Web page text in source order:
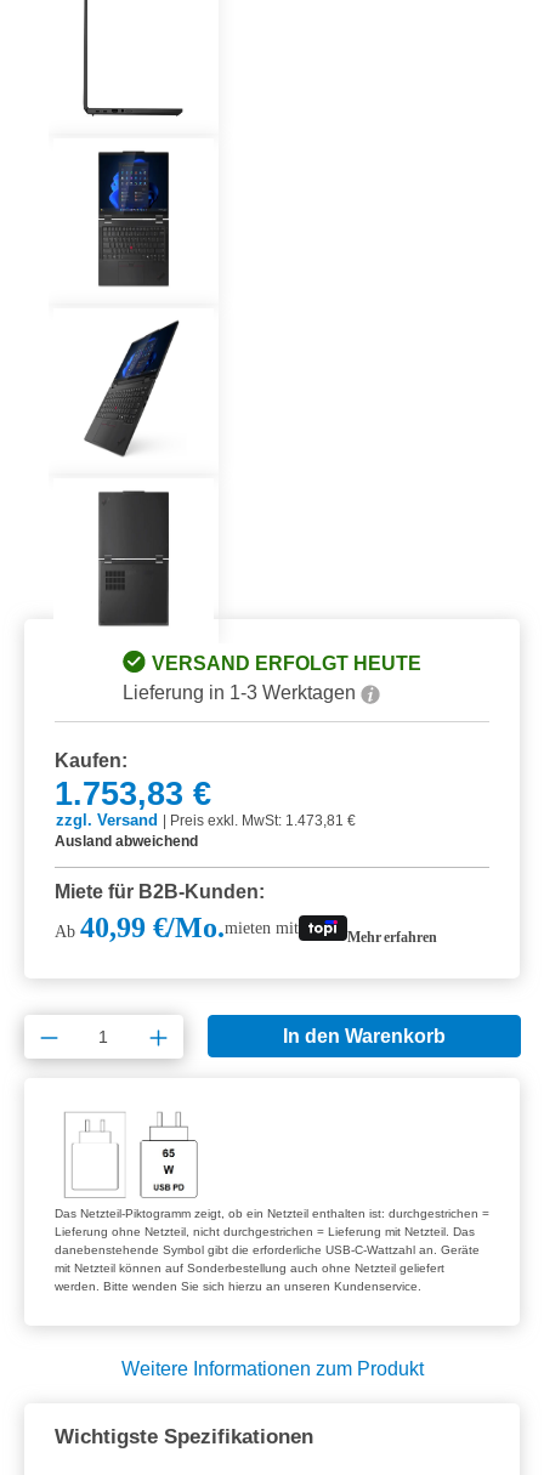
VERSAND ERFOLGT HEUTE
Lieferung in 1-3 Werktagen
Kaufen:
1.753,83 €
zzgl. Versand
Preis exkl. MwSt: 1.473,81 €
Ausland abweichend
Miete für B2B-Kunden:
Ab 40,99 €/Mo.mieten mit Mehr erfahren
Produkt Anzahl: Gib den gewünschten
In den Warenkorb
Das Netzteil-Piktogramm zeigt, ob ein Netzteil enthalten ist: durchgestrichen =
Lieferung ohne Netzteil, nicht durchgestrichen = Lieferung mit Netzteil. Das
danebenstehende Symbol gibt die erforderliche USB-C-Wattzahl an. Geräte
mit Netzteil können auf Sonderbestellung auch ohne Netzteil geliefert
werden. Bitte wenden Sie sich hierzu an unseren Kundenservice.
Weitere Informationen zum Produkt
Wichtigste Spezifikationen